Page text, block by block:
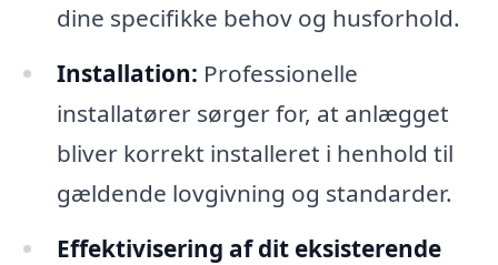
dine specifikke behov og husforhold.
Installation: Professionelle
installatører sørger for, at anlægget
bliver korrekt installeret i henhold til
gældende lovgivning og standarder.
Effektivisering af dit eksisterende